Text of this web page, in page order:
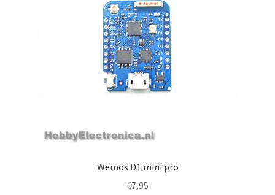
Wemos D1 mini pro
€7,95